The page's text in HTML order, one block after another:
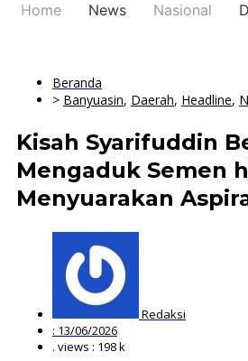
Home News Nasional
Beranda
> Banyuasin, Daerah, Headline,
Kisah Syarifuddin
Mengaduk Semen
Menyuarakan
Redaksi
: 13/06/2026
. views : 198 k